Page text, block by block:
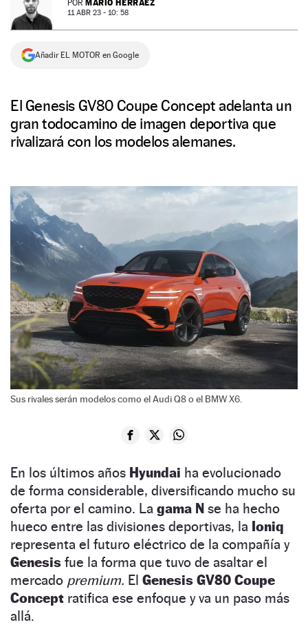
NEWSLETTER
SÍGUENOS
POR MARIO HERRÁEZ
11 ABR 23 - 10: 58
Añadir EL MOTOR en Google
El Genesis GV80 Coupe Concept adelanta un
gran todocamino de imagen deportiva que
rivalizará con los modelos alemanes.
Sus rivales serán modelos como el Audi Q8 o el BMW X6.
En los últimos años Hyundai ha evolucionado
de forma considerable, diversificando mucho su
oferta por el camino. La gama N se ha hecho
hueco entre las divisiones deportivas, la Ioniq
representa el futuro eléctrico de la compañía y
Genesis fue la forma que tuvo de asaltar el
mercado premium. El Genesis GV80 Coupe
Concept ratifica ese enfoque y va un paso más
allá.